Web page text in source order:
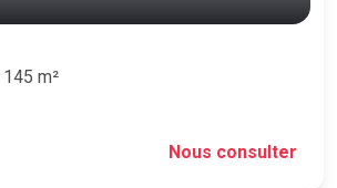
145 m²
Nous consulter